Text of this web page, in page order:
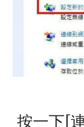
按一下[